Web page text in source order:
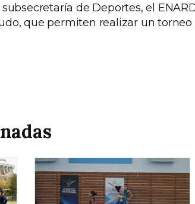
subsecretaría de Deportes, el
que permiten realizar un